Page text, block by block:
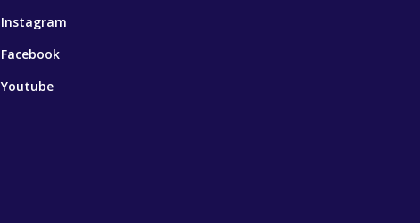
Instagram
Facebook
Youtube